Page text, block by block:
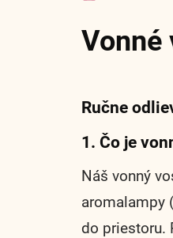
Vonné
Ručne
1. Čo je
Náš vonný
aromalampy
do priestoru.